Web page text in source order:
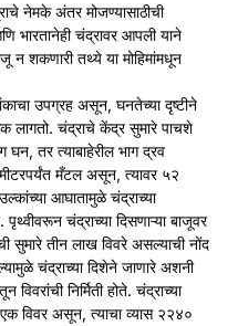
नेमके अंतर मोजण्यासाठीची
भारतानेही चंद्रावर आपली याने
न शकणारी तथ्ये या मोहिमांमधून
उपग्रह असून, घनतेच्या दृष्टीने
लागतो. चंद्राचे केंद्र सुमारे पाचशे
घन, तर त्याबाहेरील भाग द्रव
मँटल असून, त्यावर ५२
आघातामुळे चंद्राच्या
चंद्राच्या दिसणाऱ्या बाजूवर
सुमारे तीन लाख विवरे असल्याची नोंद
चंद्राच्या दिशेने जाणारे अशनी
निर्मिती होते. चंद्राच्या
विवर असून, त्याचा व्यास २२४०